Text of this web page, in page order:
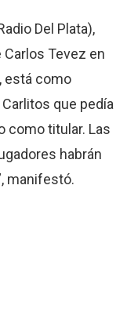
Del Plata),
Tevez en
está como
que pedía
como titular. Las
habrán
manifestó.